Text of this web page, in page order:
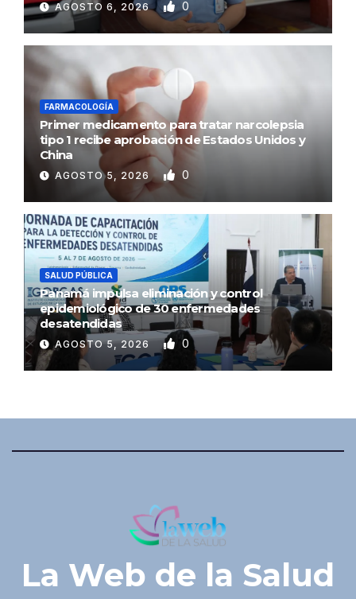
AGOSTO 6, 2026 0
FARMACOLOGÍA
Primer medicamento para tratar narcolepsia
tipo 1 recibe aprobación de Estados Unidos y
China
AGOSTO 5, 2026 0
SALUD PÚBLICA
Panamá impulsa eliminación y control
epidemiológico de 30 enfermedades
desatendidas
AGOSTO 5, 2026 0
La Web de la Salud